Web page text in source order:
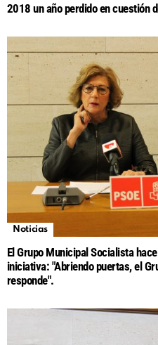
2018 un año perdido en cuestión
Noticias
El Grupo Municipal Socialista
iniciativa: "Abriendo puertas, el
responde".